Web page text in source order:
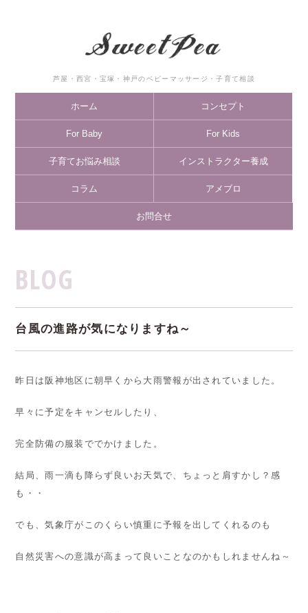
芦屋・西宮・宝塚・神戸のベビーマッサージ・子育て相談
ホーム コンセプト
For Baby For Kids
子育てお悩み相談 インストラクター養成
コラム アメブロ
お問合せ
BLOG
台風の進路が気になりますね～
昨日は阪神地区に朝早くから大雨警報が出されていました。
早々に予定をキャンセルしたり、
完全防備の服装ででかけました。
結局、雨一滴も降らず良いお天気で、ちょっと肩すかし？感
も・・
でも、気象庁がこのくらい慎重に予報を出してくれるのも
自然災害への意識が高まって良いことなのかもしれませんね～